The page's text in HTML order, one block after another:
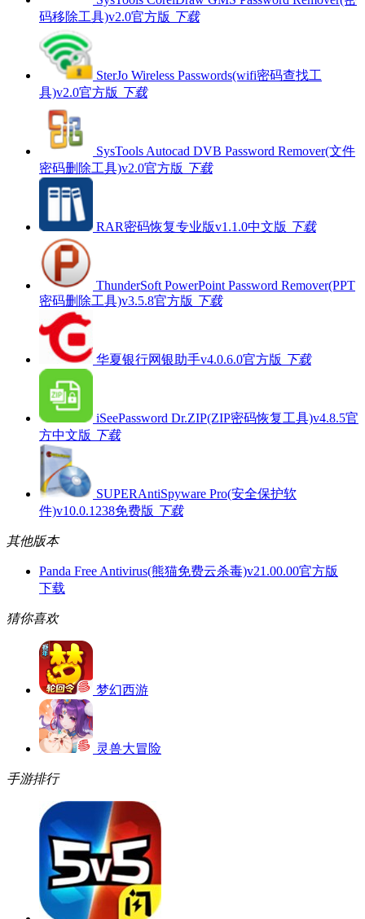
码移除工具)v2.0官方版 下载
SterJo Wireless Passwords(wifi密码查找工
具)v2.0官方版 下载
SysTools Autocad DVB Password Remover(文件
密码删除工具)v2.0官方版 下载
RAR密码恢复专业版v1.1.0中文版 下载
ThunderSoft PowerPoint Password Remover(PPT
密码删除工具)v3.5.8官方版 下载
华夏银行网银助手v4.0.6.0官方版 下载
iSeePassword Dr.ZIP(ZIP密码恢复工具)v4.8.5官
方中文版 下载
SUPERAntiSpyware Pro(安全保护软
件)v10.0.1238免费版 下载
其他版本
Panda Free Antivirus(熊猫免费云杀毒)v21.00.00官方版
下载
猜你喜欢
梦幻西游
灵兽大冒险
手游排行